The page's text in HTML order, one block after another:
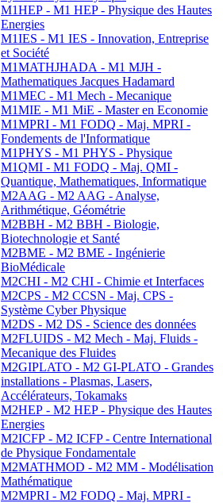
M1HEP - M1 HEP - Physique des Hautes
Energies
M1IES - M1 IES - Innovation, Entreprise
et Société
M1MATHJHADA - M1 MJH -
Mathematiques Jacques Hadamard
M1MEC - M1 Mech - Mecanique
M1MIE - M1 MiE - Master en Economie
M1MPRI - M1 FODQ - Maj. MPRI -
Fondements de l'Informatique
M1PHYS - M1 PHYS - Physique
M1QMI - M1 FODQ - Maj. QMI -
Quantique, Mathematiques, Informatique
M2AAG - M2 AAG - Analyse,
Arithmétique, Géométrie
M2BBH - M2 BBH - Biologie,
Biotechnologie et Santé
M2BME - M2 BME - Ingénierie
BioMédicale
M2CHI - M2 CHI - Chimie et Interfaces
M2CPS - M2 CCSN - Maj. CPS -
Système Cyber Physique
M2DS - M2 DS - Science des données
M2FLUIDS - M2 Mech - Maj. Fluids -
Mecanique des Fluides
M2GIPLATO - M2 GI-PLATO - Grandes
installations - Plasmas, Lasers,
Accélérateurs, Tokamaks
M2HEP - M2 HEP - Physique des Hautes
Energies
M2ICFP - M2 ICFP - Centre International
de Physique Fondamentale
M2MATHMOD - M2 MM - Modélisation
Mathématique
M2MPRI - M2 FODQ - Maj. MPRI -